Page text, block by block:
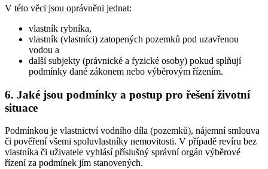
V této věci jsou oprávněni jednat:
vlastník rybníka,
vlastník (vlastníci) zatopených pozemků pod uzavřenou
vodou a
další subjekty (právnické a fyzické osoby) pokud splňují
podmínky dané zákonem nebo výběrovým řízením.
6. Jaké jsou podmínky a postup pro řešení životní
situace
Podmínkou je vlastnictví vodního díla (pozemků), nájemní smlouva
či pověření všemi spoluvlastníky nemovitosti. V případě revíru bez
vlastníka či uživatele vyhlásí příslušný správní orgán výběrové
řízení za podmínek jím stanovených.